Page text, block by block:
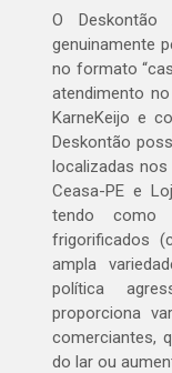
O
genuinamente
no formato
atendimento
KarneKeijo e
Deskontão
localizadas nos
Ceasa-PE e
tendo como
frigorificados
ampla
política
proporciona
comerciantes,
do lar ou